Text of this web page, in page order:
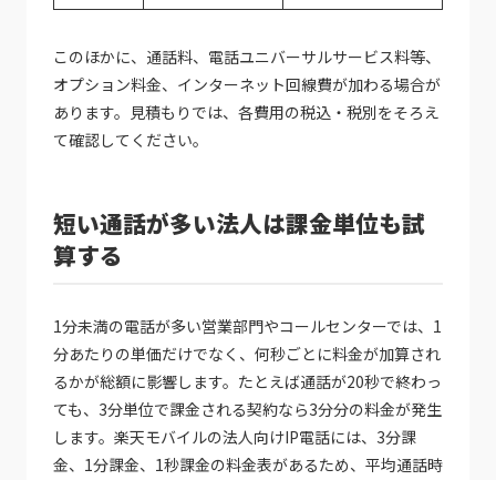
このほかに、通話料、電話ユニバーサルサービス料等、
オプション料金、インターネット回線費が加わる場合が
あります。見積もりでは、各費用の税込・税別をそろえ
て確認してください。
短い通話が多い法人は課金単位も試
算する
1分未満の電話が多い営業部門やコールセンターでは、1
分あたりの単価だけでなく、何秒ごとに料金が加算され
るかが総額に影響します。たとえば通話が20秒で終わっ
ても、3分単位で課金される契約なら3分分の料金が発生
します。楽天モバイルの法人向けIP電話には、3分課
金、1分課金、1秒課金の料金表があるため、平均通話時